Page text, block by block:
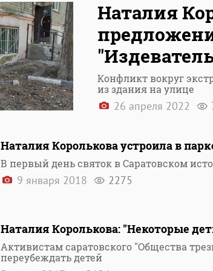
Наталия
Конфликт вокруг
из здания на улице
26 апреля 2022
Наталия Королькова устроила в
В первый день святок в Саратовском
9 января 2018 2275
Наталия Королькова: "Некоторые
Активистам саратовского "Общества
переубеждать детей